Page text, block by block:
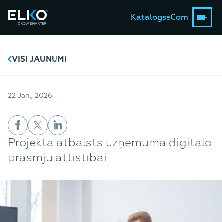
KatalogseCom
VISI JAUNUMI
22 Jan., 2026
Projekta atbalsts uzņēmuma digitālo
prasmju attīstībai